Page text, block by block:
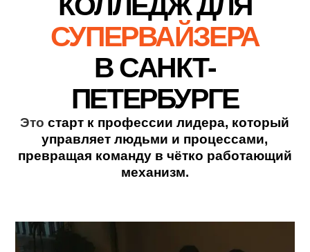
КОЛЛЕДЖ ДЛЯ
СУПЕРВАЙЗЕРА
В САНКТ-
ПЕТЕРБУРГЕ
Этостарт к профессии лидера, который
управляет людьми и процессами,
превращая команду в чётко